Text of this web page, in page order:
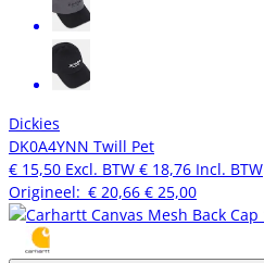
Dickies
DK0A4YNN Twill Pet
€ 15,50 Excl. BTW € 18,76 Incl. BTW
Origineel: € 20,66 € 25,00